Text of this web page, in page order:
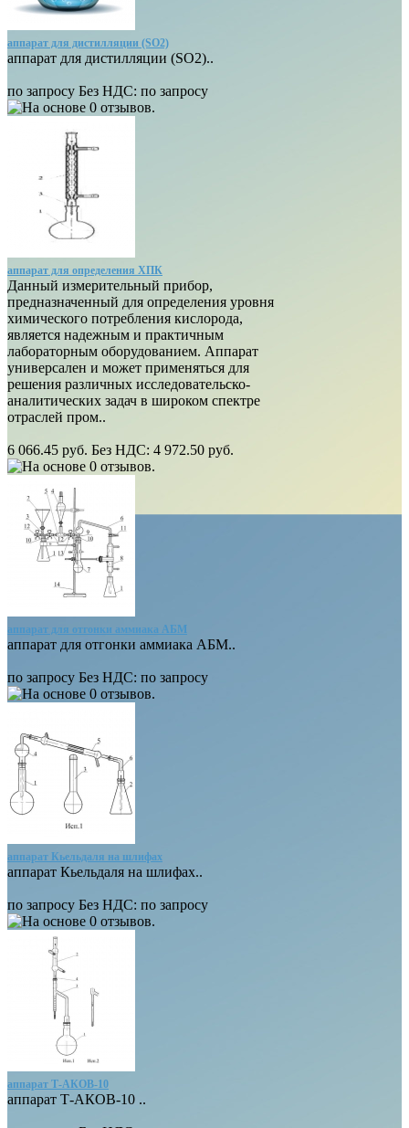
аппарат для дистилляции (SO2)
аппарат для дистилляции (SO2)..
по запросу Без НДС: по запросу
аппарат для определения ХПК
Данный измерительный прибор,
предназначенный для определения уровня
химического потребления кислорода,
является надежным и практичным
лабораторным оборудованием. Аппарат
универсален и может применяться для
решения различных исследовательско-
аналитических задач в широком спектре
отраслей пром..
6 066.45 руб. Без НДС: 4 972.50 руб.
аппарат для отгонки аммиака АБМ
аппарат для отгонки аммиака АБМ..
по запросу Без НДС: по запросу
аппарат Кьельдаля на шлифах
аппарат Кьельдаля на шлифах..
по запросу Без НДС: по запросу
аппарат Т-АКОВ-10
аппарат Т-АКОВ-10 ..